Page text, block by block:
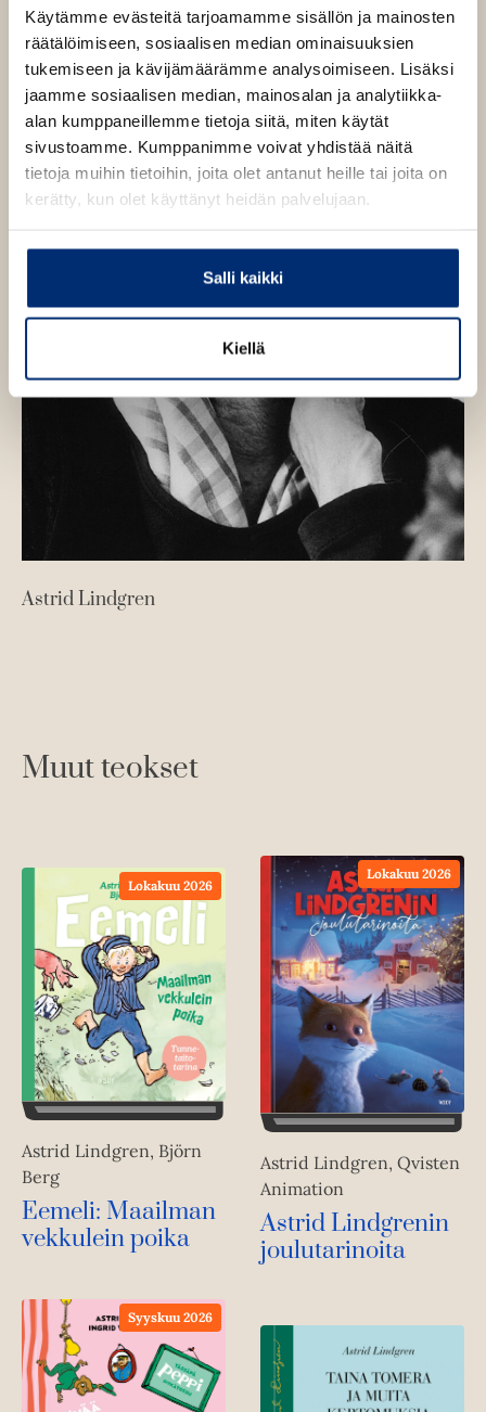
Käytämme evästeitä tarjoamamme sisällön ja mainosten
räätälöimiseen, sosiaalisen median ominaisuuksien
tukemiseen ja kävijämäärämme analysoimiseen. Lisäksi
jaamme sosiaalisen median, mainosalan ja analytiikka-
alan kumppaneillemme tietoja siitä, miten käytät
sivustoamme. Kumppanimme voivat yhdistää näitä
tietoja muihin tietoihin, joita olet antanut heille tai joita on
kerätty, kun olet käyttänyt heidän palvelujaan.
Salli kaikki
Kiellä
e
n
e
n
t
a
k
u
v
a
t
t
a
k
u
v
a
t
Astrid Lindgren
Muut teokset
Lokakuu 2026
Astrid Lindgren, Björn
Berg
Eemeli: Maailman
vekkulein poika
Lokakuu 2026
Astrid Lindgren, Qvisten
Animation
Astrid Lindgrenin
joulutarinoita
Syyskuu 2026